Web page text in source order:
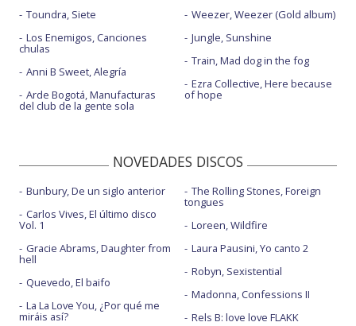
Toundra, Siete
Los Enemigos, Canciones
chulas
Anni B Sweet, Alegría
Arde Bogotá, Manufacturas
del club de la gente sola
Weezer, Weezer (Gold album)
Jungle, Sunshine
Train, Mad dog in the fog
Ezra Collective, Here because
of hope
NOVEDADES DISCOS
Bunbury, De un siglo anterior
Carlos Vives, El último disco
Vol. 1
Gracie Abrams, Daughter from
hell
Quevedo, El baifo
La La Love You, ¿Por qué me
miráis así?
The Rolling Stones, Foreign
tongues
Loreen, Wildfire
Laura Pausini, Yo canto 2
Robyn, Sexistential
Madonna, Confessions II
Rels B: love love FLAKK